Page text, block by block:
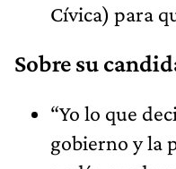
Cívica) para
Sobre su
“Yo lo que
gobierno y la